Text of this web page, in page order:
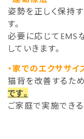
姿勢を正しく保持
す。
必要に応じてEMS
していきます。
・家でのエクササイ
猫背を改善するため
です。
ご家庭で実施でき